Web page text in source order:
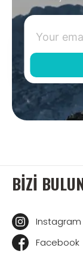
BIZI
Instagram
Facebook